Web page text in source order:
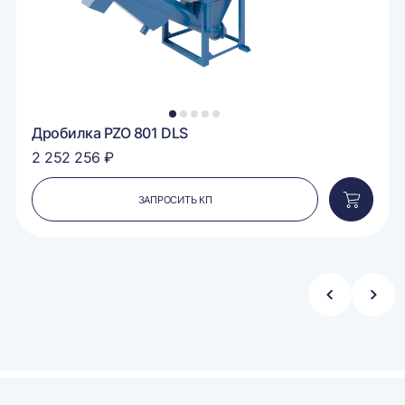
1 2 3 4 5
Дробилка PZO 801 DLS
2 252 256 ₽
ЗАПРОСИТЬ КП
в
Стрелка